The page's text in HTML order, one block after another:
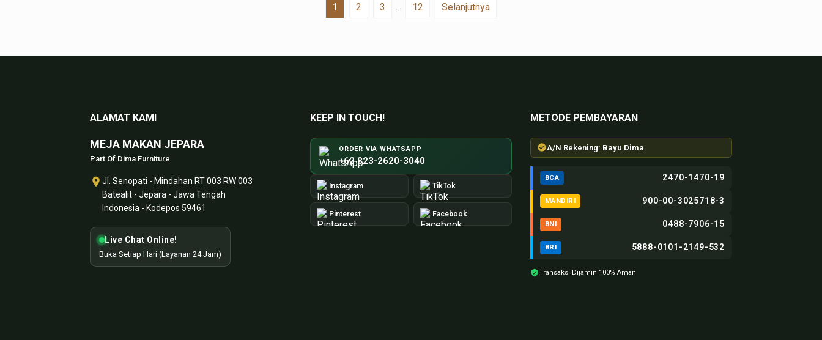
1 2 3 … 12 Selanjutnya
ALAMAT KAMI
MEJA MAKAN JEPARA
Part Of Dima Furniture
Jl. Senopati - Mindahan RT 003 RW 003
Batealit - Jepara - Jawa Tengah
Indonesia - Kodepos 59461
Live Chat Online!
Buka Setiap Hari (Layanan 24 Jam)
KEEP IN TOUCH!
ORDER VIA WHATSAPP
+62 823-2620-3040
Instagram TikTok
Pinterest Facebook
METODE PEMBAYARAN
A/N Rekening: Bayu Dima
BCA 2470-1470-19
MANDIRI 900-00-3025718-3
BNI 0488-7906-15
BRI 5888-0101-2149-532
Transaksi Dijamin 100% Aman